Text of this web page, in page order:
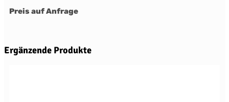
Neptune Farben aus sieben Kollektionensowie über ein Dutzend
Neptune Möbelstück wird individuell erst nach Ihrer Bestellung in
der englischen Manufaktur gefertigt.Die Lieferzeit beträgt daher
Preis auf Anfrage
Produktgalerie überspringen
Ergänzende Produkte